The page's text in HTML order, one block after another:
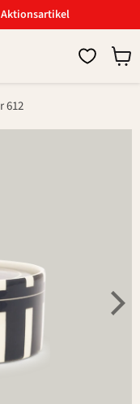
Aktionsartikel
612